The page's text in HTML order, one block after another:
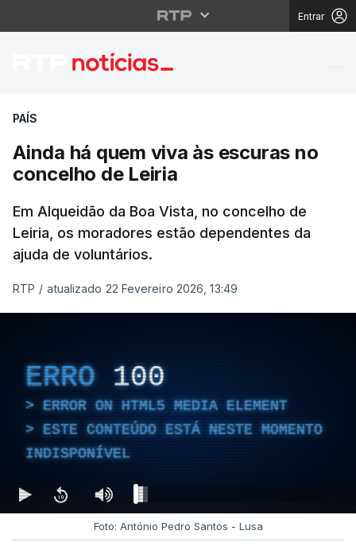
Entrar
Ainda há quem viva
PAÍS
Ainda há quem viva às escuras no
concelho de Leiria
Em Alqueidão da Boa Vista, no concelho de
Leiria, os moradores estão dependentes da
ajuda de voluntários.
RTP / atualizado 22 Fevereiro 2026, 13:49
ERRO 100
ERROR ON HTML5 MEDIA ELEMENT
ESTE CONTEÚDO ESTÁ NESTE MOMENTO
INDISPONÍVEL
Foto: António Pedro Santos - Lusa